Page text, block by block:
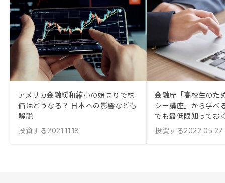
アメリカ金融緩和縮小の始まりで株
価はどうなる？ 日本への影響なども
解説
投資する2021.11.18
金融庁「高校生のた
シー講座」から学べ
でも最低限知ってお
投資する2022.05.27